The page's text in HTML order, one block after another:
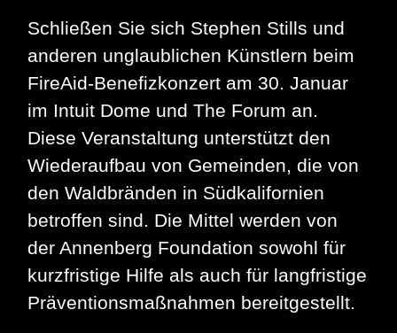
Schließen Sie sich Stephen Stills und
anderen unglaublichen Künstlern beim
FireAid-Benefizkonzert am 30. Januar
im Intuit Dome und The Forum an.
Diese Veranstaltung unterstützt den
Wiederaufbau von Gemeinden, die von
den Waldbränden in Südkalifornien
betroffen sind. Die Mittel werden von
der Annenberg Foundation sowohl für
kurzfristige Hilfe als auch für langfristige
Präventionsmaßnahmen bereitgestellt.